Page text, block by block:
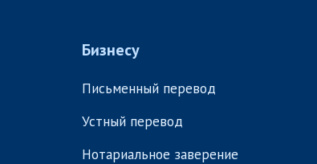
Бизнесу
Письменный перевод
Устный перевод
Нотариальное заверение